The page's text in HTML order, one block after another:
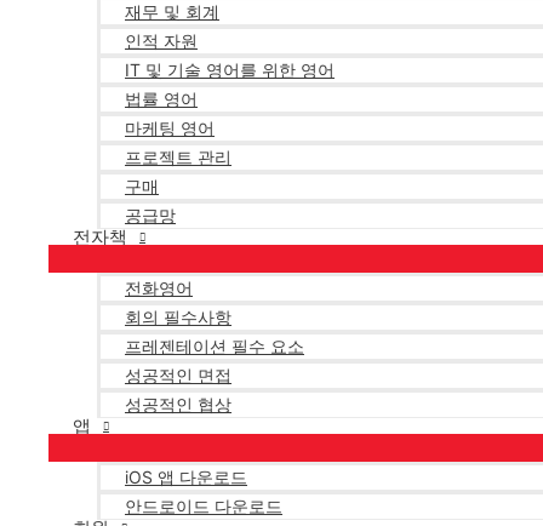
재무 및 회계
인적 자원
IT 및 기술 영어를 위한 영어
법률 영어
마케팅 영어
프로젝트 관리
구매
공급망
전자책
전화영어
회의 필수사항
프레젠테이션 필수 요소
성공적인 면접
성공적인 협상
앱
iOS 앱 다운로드
안드로이드 다운로드